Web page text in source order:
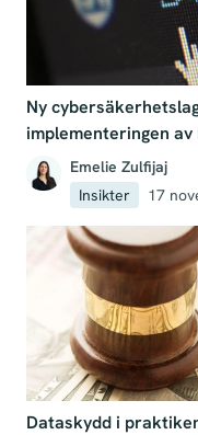
Ny
implementeringen
Emelie Zulfijaj
Insikter
17
Dataskydd i